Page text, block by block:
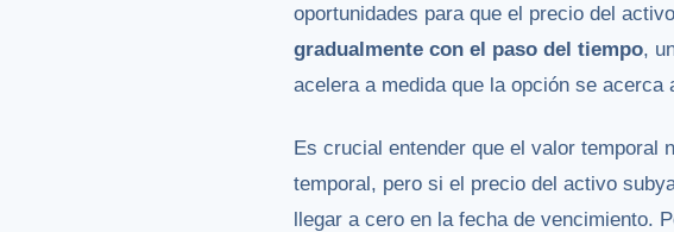
oportunidades para que el precio del
gradualmente con el paso del tiempo,
acelera a medida que la opción se acerca
Es crucial entender que el valor temporal
temporal, pero si el precio del activo
llegar a cero en la fecha de vencimiento.